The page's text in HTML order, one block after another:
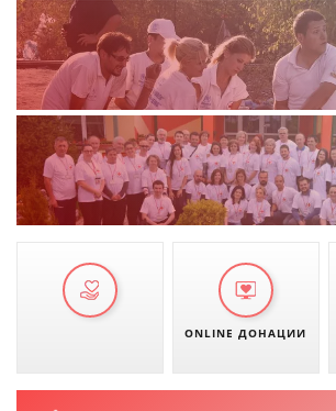
ONLINE ДОНАЦИИ